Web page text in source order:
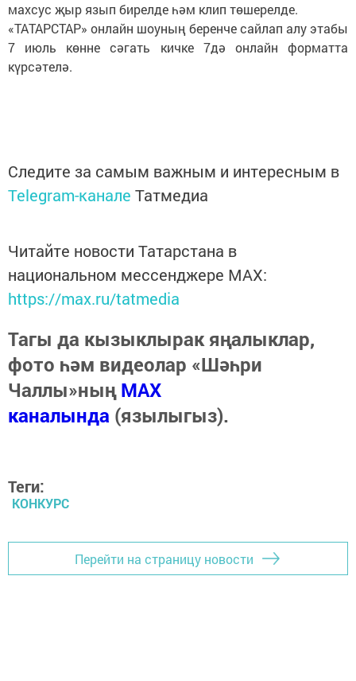
махсус җыр язып бирелде һәм клип төшерелде.
«ТАТАРСТАР» онлайн шоуның беренче сайлап алу этабы
7 июль көнне сәгать кичке 7дә онлайн форматта
күрсәтелә.
Следите за самым важным и интересным в
Telegram-канале Татмедиа
Читайте новости Татарстана в
национальном мессенджере MАХ:
https://max.ru/tatmedia
Тагы да кызыклырак яңалыклар,
фото һәм видеолар «Шәһри
Чаллы»ныңMAX
каналында (язылыгыз).
Теги:
КОНКУРС
Перейти на страницу новости